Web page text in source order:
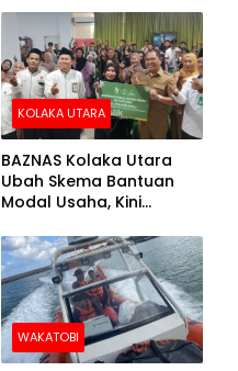
KOLAKA UTARA
BAZNAS Kolaka Utara
Ubah Skema Bantuan
Modal Usaha, Kini
Barang Senilai Rp419,5
Juta
WAKATOBI